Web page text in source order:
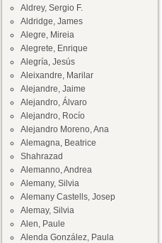
Aldrey, Sergio F.
Aldridge, James
Alegre, Mireia
Alegrete, Enrique
Alegría, Jesús
Aleixandre, Marilar
Alejandre, Jaime
Alejandro, Álvaro
Alejandro, Rocío
Alejandro Moreno, Ana
Alemagna, Beatrice
Shahrazad
Alemanno, Andrea
Alemany, Silvia
Alemany Castells, Josep
Alemay, Silvia
Alen, Paule
Alenda González, Paula